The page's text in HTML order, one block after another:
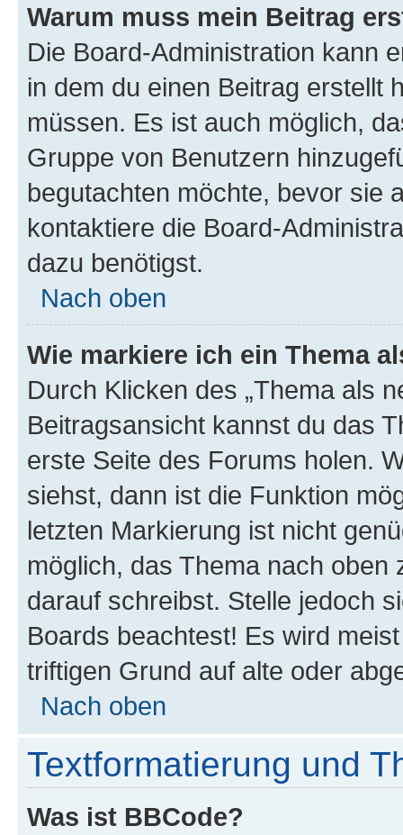
Warum muss mein Beitrag
Die Board-Administration kann
in dem du einen Beitrag erstellt
müssen. Es ist auch möglich,
Gruppe von Benutzern
begutachten möchte, bevor sie
kontaktiere die Board-
dazu benötigst.
Nach oben
Wie markiere ich ein Thema
Durch Klicken des „Thema als
Beitragsansicht kannst du das
erste Seite des Forums holen.
siehst, dann ist die Funktion
letzten Markierung ist nicht
möglich, das Thema nach oben
darauf schreibst. Stelle jedoch
Boards beachtest! Es wird
triftigen Grund auf alte oder
Nach oben
Textformatierung und
Was ist BBCode?